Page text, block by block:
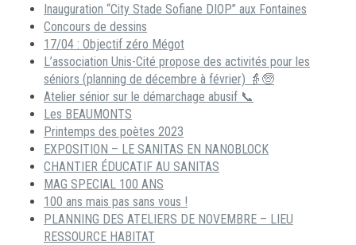
Inauguration “City Stade Sofiane DIOP” aux Fontaines
Concours de dessins
17/04 : Objectif zéro Mégot
L’association Unis-Cité propose des activités pour les
séniors (planning de décembre à février) 👵🧓
Atelier sénior sur le démarchage abusif 📞
Les BEAUMONTS
Printemps des poètes 2023
EXPOSITION – LE SANITAS EN NANOBLOCK
CHANTIER ÉDUCATIF AU SANITAS
MAG SPECIAL 100 ANS
100 ans mais pas sans vous !
PLANNING DES ATELIERS DE NOVEMBRE – LIEU
RESSOURCE HABITAT